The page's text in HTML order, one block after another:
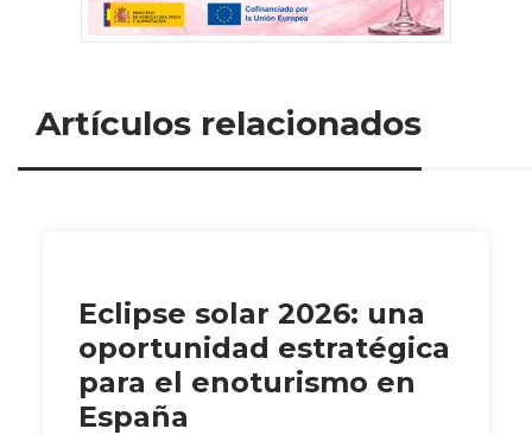
Artículos relacionados
Eclipse solar 2026: una
oportunidad estratégica
para el enoturismo en
España